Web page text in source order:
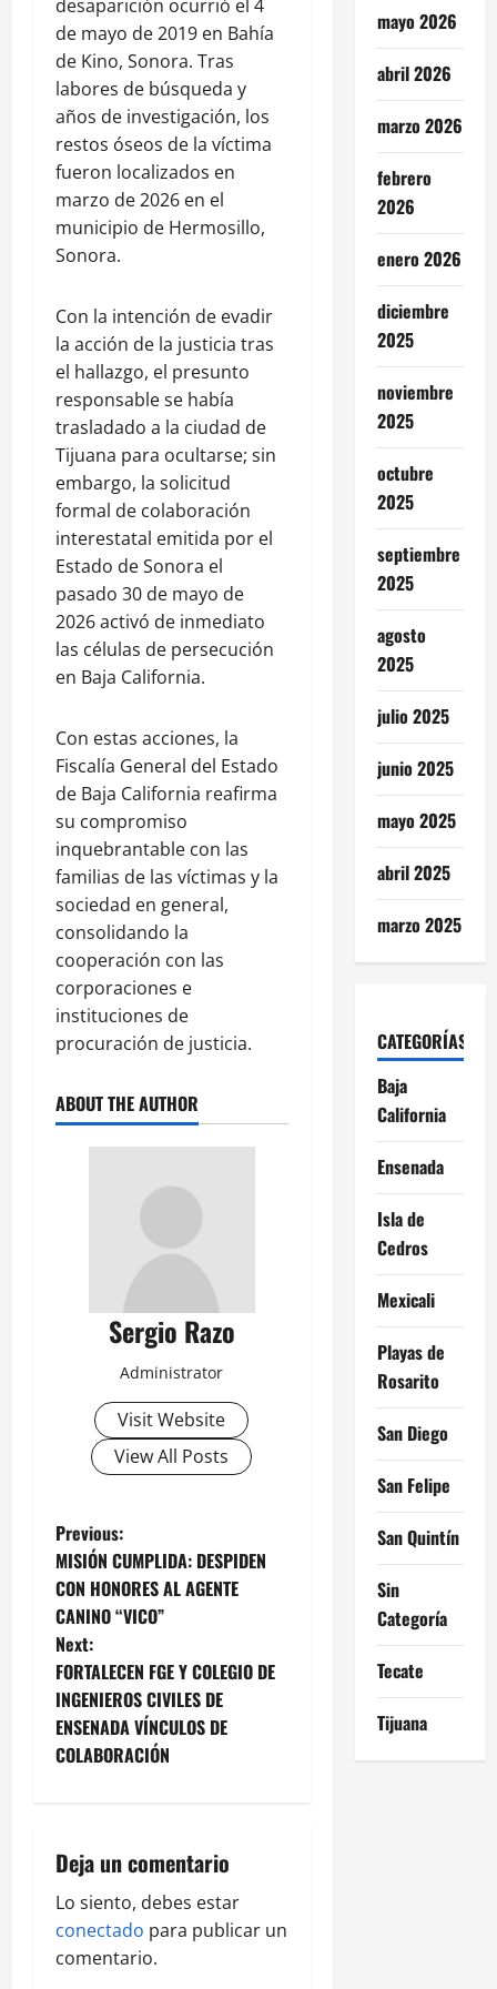
desaparición ocurrió el 4
de mayo de 2019 en Bahía
de Kino, Sonora. Tras
labores de búsqueda y
años de investigación, los
restos óseos de la víctima
fueron localizados en
marzo de 2026 en el
municipio de Hermosillo,
Sonora.
Con la intención de evadir
la acción de la justicia tras
el hallazgo, el presunto
responsable se había
trasladado a la ciudad de
Tijuana para ocultarse; sin
embargo, la solicitud
formal de colaboración
interestatal emitida por el
Estado de Sonora el
pasado 30 de mayo de
2026 activó de inmediato
las células de persecución
en Baja California.
Con estas acciones, la
Fiscalía General del Estado
de Baja California reafirma
su compromiso
inquebrantable con las
familias de las víctimas y la
sociedad en general,
consolidando la
cooperación con las
corporaciones e
instituciones de
procuración de justicia.
ABOUT THE AUTHOR
Sergio Razo
Administrator
Visit Website
View All Posts
P
o
s
t
n
a
i
g
a
Previous:
MISIÓN CUMPLIDA: DESPIDEN
CON HONORES AL AGENTE
CANINO “VICO”
Next:
FORTALECEN FGE Y COLEGIO DE
INGENIEROS CIVILES DE
ENSENADA VÍNCULOS DE
COLABORACIÓN
Deja un comentario
Lo siento, debes estar
conectado para publicar un
comentario.
mayo 2026
abril 2026
marzo 2026
febrero
2026
enero 2026
diciembre
2025
noviembre
2025
octubre
2025
septiembre
2025
agosto
2025
julio 2025
junio 2025
mayo 2025
abril 2025
marzo 2025
CATEGORÍAS
Baja
California
Ensenada
Isla de
Cedros
Mexicali
Playas de
Rosarito
San Diego
San Felipe
San Quintín
Sin
Categoría
Tecate
Tijuana